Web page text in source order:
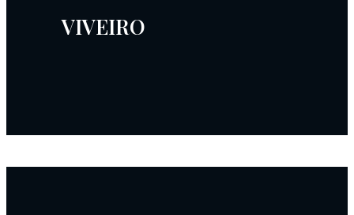
VIVEIRO